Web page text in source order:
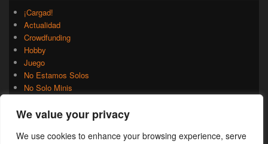
We value your privacy
We use cookies to enhance your browsing experience, serve
¡Cargad!
Actualidad
Crowdfunding
Hobby
Juego
No Estamos Solos
No Solo Minis
Rumores
Uncategorized